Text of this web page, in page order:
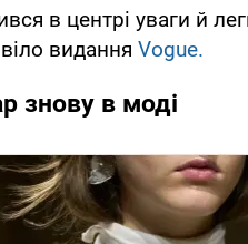
в центрі уваги й
видання Vogue.
знову в моді